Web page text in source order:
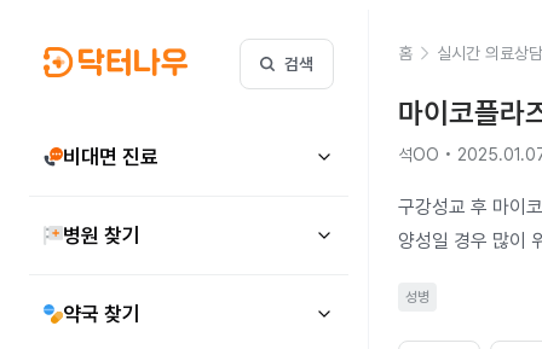
검색
비대면 진료
병원 찾기
약국 찾기
홈 실시간 의료상담
마이코플라
석OO •
구강성교 후 마이
양성일 경우 많이
성병